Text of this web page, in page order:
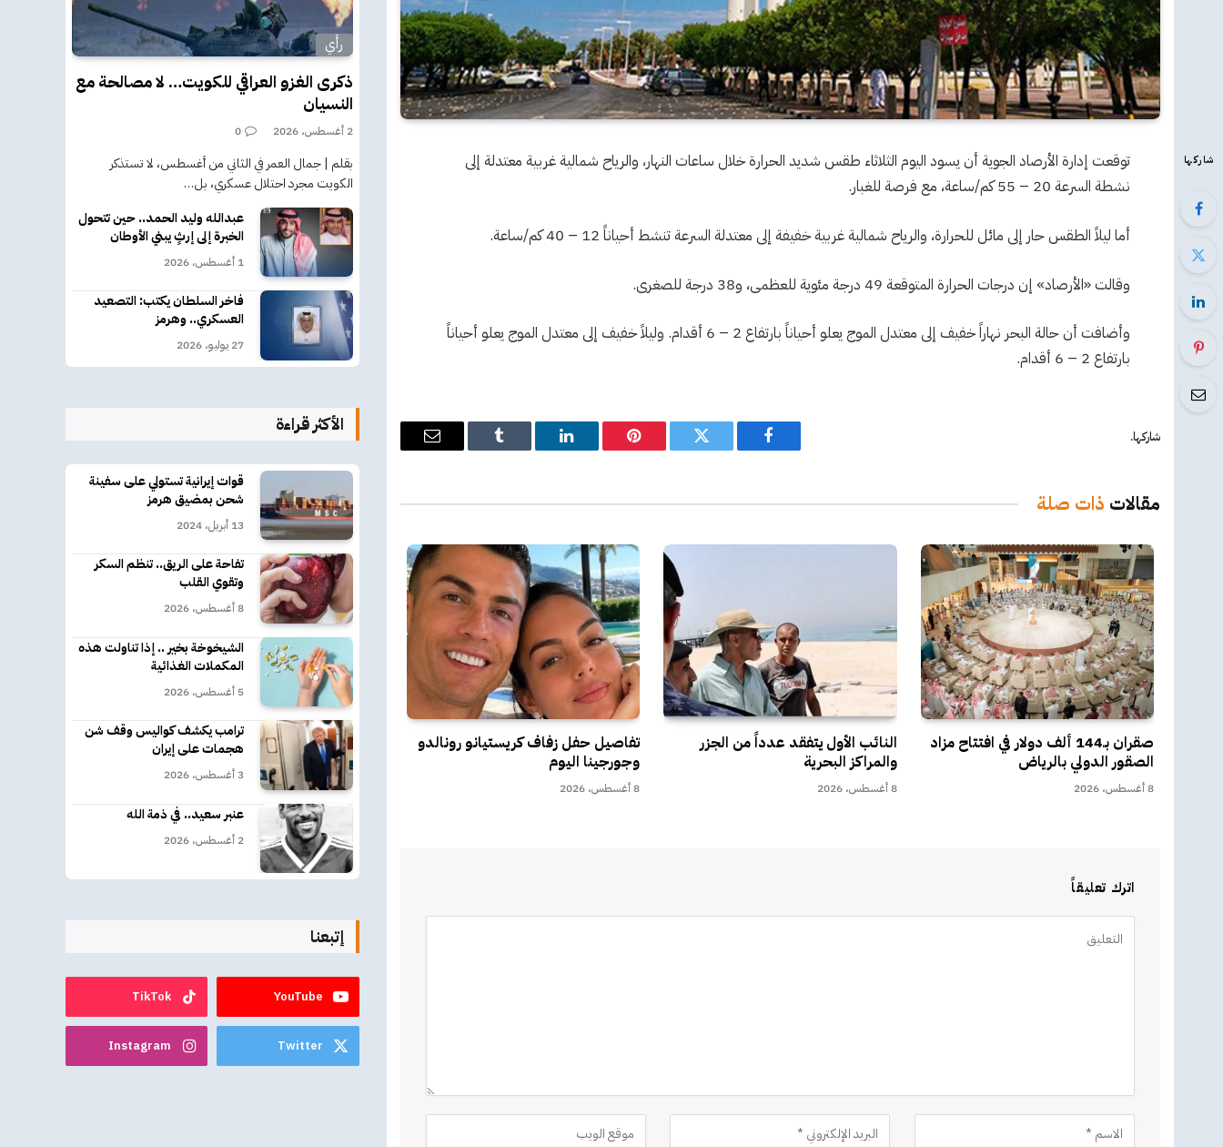
شاركها
توقعت إدارة الأرصاد الجوية أن يسود اليوم الثلاثاء طقس شديد الحرارة خلال ساعات النهار، والرياح شمالية غربية معتدلة إلى
نشطة السرعة 20 – 55 كم/ساعة، مع فرصة للغبار.
أما ليلاً الطقس حار إلى مائل للحرارة، والرياح شمالية غربية خفيفة إلى معتدلة السرعة تنشط أحياناً 12 – 40 كم/ساعة.
وقالت «الأرصاد» إن درجات الحرارة المتوقعة 49 درجة مئوية للعظمى، و38 درجة للصغرى.
وأضافت أن حالة البحر نهاراً خفيف إلى معتدل الموج يعلو أحياناً بارتفاع 2 – 6 أقدام. وليلاً خفيف إلى معتدل الموج يعلو أحياناً
بارتفاع 2 – 6 أقدام.
شاركها.
فيسبوك تويتر بينتيريستلينكدإن Tumblr
البريد
مقالات ذات صلة
صقران بـ144 ألف دولار في افتتاح مزاد
الصقور الدولي بالرياض
8 أغسطس، 2026
النائب الأول يتفقد عدداً من الجزر
والمراكز البحرية
8 أغسطس، 2026
تفاصيل حفل زفاف كريستيانو رونالدو
وجورجينا اليوم
8 أغسطس، 2026
اترك تعليقاً
رأي
ذكرى الغزو العراقي للكويت… لا مصالحة مع
النسيان
2 أغسطس، 2026 0
بقلم | جمال العمر في الثاني من أغسطس، لا تستذكر
الكويت مجرد احتلال عسكري، بل…
عبدالله وليد الحمد.. حين تتحول
الخبرة إلى إرثٍ يبني الأوطان
1 أغسطس، 2026
فاخر السلطان يكتب: التصعيد
العسكري.. وهرمز
27 يوليو، 2026
الأكثر قراءة
قوات إيرانية تستولي على سفينة
شحن بمضيق هرمز
13 أبريل، 2024
تفاحة على الريق.. تنظم السكر
وتقوي القلب
8 أغسطس، 2026
الشيخوخة بخير .. إذا تناولت هذه
المكملات الغذائية
5 أغسطس، 2026
ترامب يكشف كواليس وقف شن
هجمات على إيران
3 أغسطس، 2026
عنبر سعيد.. في ذمة الله
2 أغسطس، 2026
إتبعنا
YouTube
TikTok
Twitter
Instagram